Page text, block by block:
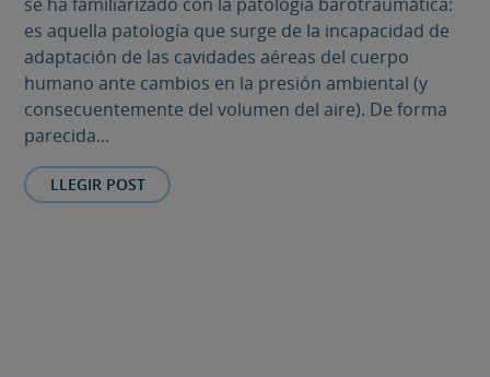
es aquella patología que surge de la incapacidad de
adaptación de las cavidades aéreas del cuerpo
humano ante cambios en la presión ambiental (y
consecuentemente del volumen del aire). De forma
parecida...
LLEGIR POST